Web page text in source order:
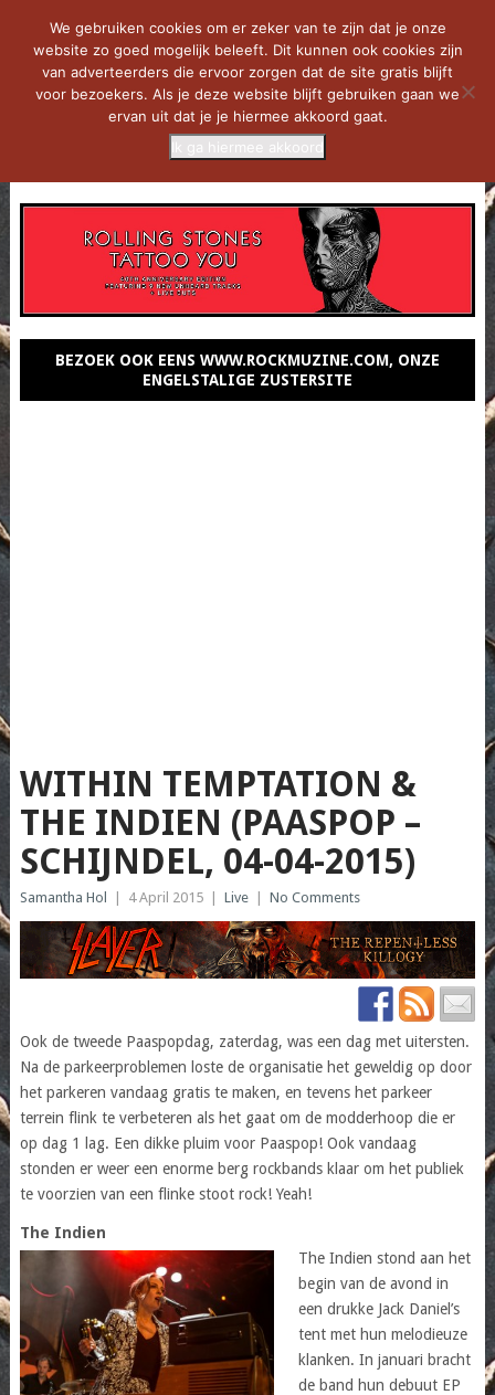
BEZOEK OOK EENS WWW.ROCKMUZINE.COM, ONZE
ENGELSTALIGE ZUSTERSITE
WITHIN TEMPTATION &
THE INDIEN (PAASPOP –
SCHIJNDEL, 04-04-2015)
Samantha Hol 4 April 2015 Live No Comments
Ook de tweede Paaspopdag, zaterdag, was een dag met uitersten.
Na de parkeerproblemen loste de organisatie het geweldig op door
het parkeren vandaag gratis te maken, en tevens het parkeer
terrein flink te verbeteren als het gaat om de modderhoop die er
op dag 1 lag. Een dikke pluim voor Paaspop! Ook vandaag
stonden er weer een enorme berg rockbands klaar om het publiek
te voorzien van een flinke stoot rock! Yeah!
The Indien
The Indien stond aan het
begin van de avond in
een drukke Jack Daniel’s
tent met hun melodieuze
klanken. In januari bracht
de band hun debuut EP
We gebruiken cookies om er zeker van te zijn dat je onze
website zo goed mogelijk beleeft. Dit kunnen ook cookies zijn
van adverteerders die ervoor zorgen dat de site gratis blijft
voor bezoekers. Als je deze website blijft gebruiken gaan we
ervan uit dat je je hiermee akkoord gaat.
Ik ga hiermee akkoord